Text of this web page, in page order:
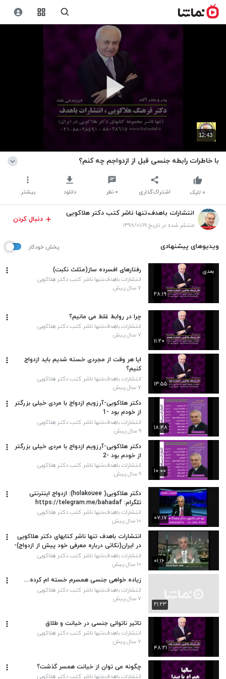
12:43
با خاطرات رابطه جنسی قبل از ازدواجم چه کنم؟
اشتراک‌گذاری ۰ نظر دانلود بیشتر ۰ لایک
انتشارات باهدف،تنها ناشر کتب دکتر هلاکویی
منتشر شده در تاریخ ۱۳۹۸/۰۱/۱۹
دنبال کردن
ویدیوهای پیشنهادی پخش خودکار
۲۸:۱۹
بعدی رفتارهای افسرده ساز(مثلث نکبت)
انتشارات باهدف،تنها ناشر کتب دکتر هلاکویی
۷ سال پیش
۱۱:۲۰
چرا در روابط غلط می مانیم؟
انتشارات باهدف،تنها ناشر کتب دکتر هلاکویی
۷ سال پیش
۱۳:۵۵
ایا هر وقت از مجردی خسته شدیم باید ازدواج
کنیم؟
انتشارات باهدف،تنها ناشر کتب دکتر هلاکویی
۷ سال پیش
۱۸:۴۸
دکتر هلاکویی-‫آرزویم ازدواج با مردی خیلی‌ بزرگتر
از خودم بود ‬-1
انتشارات باهدف،تنها ناشر کتب دکتر هلاکویی
۹ سال پیش
۱۰:۰۰
دکتر هلاکویی-‫آرزویم ازدواج با مردی خیلی‌ بزرگتر
از خودم بود ‬-2
انتشارات باهدف،تنها ناشر کتب دکتر هلاکویی
۹ سال پیش
۰۷:۱۷
دکتر هلاکویی( holakouee): ازدواج اینترنتی
تلگرام: https://telegram.me/bahadaf
انتشارات باهدف،تنها ناشر کتب دکتر هلاکویی
۱۰ سال پیش
۰۱:۱۶
انتشارات باهدف تنها ناشر کتابهای دکتر هلاکویی
در ایران(نکاتی درباره معرفی خود پیش از ازدواج)-
تلفن:021-26703262
انتشارات باهدف،تنها ناشر کتب دکتر هلاکویی
۱۰ سال پیش
۲۱:۲۳
زیاده خواهی جنسی همسرم خسته ام کرده....
انتشارات باهدف،تنها ناشر کتب دکتر هلاکویی
۷ سال پیش
۴۸:۲۱
تاثیر ناتوانی جنسی در خیانت و طلاق
انتشارات باهدف،تنها ناشر کتب دکتر هلاکویی
۷ سال پیش
چگونه می توان از خیانت همسر گذشت؟
انتشارات باهدف،تنها ناشر کتب دکتر هلاکویی